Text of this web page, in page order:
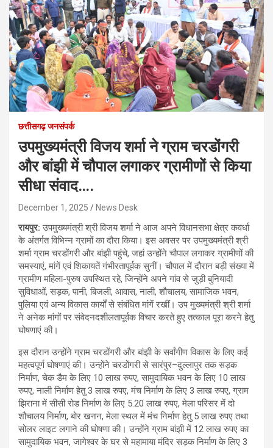
छत्तीसगढ़ जनसंपर्क
उपमुख्यमंत्री विजय शर्मा ने ग्राम चरडोंगरी
और बांझी में चौपाल लगाकर ग्रामीणों से किया
सीधा संवाद….
December 1, 2025 News Desk
रायपुर:उपमुख्यमंत्री श्री विजय शर्मा ने आज अपने विधानसभा क्षेत्र कवर्धा
के अंतर्गत विभिन्न ग्रामों का दौरा किया। इस अवसर पर उपमुख्यमंत्री श्री
शर्मा ग्राम चरडोंगरी और बांझी पहुंचे, जहां उन्होंने चौपाल लगाकर ग्रामीणों की
समस्याएं, मांगें एवं शिकायतें गंभीरतापूर्वक सुनीं। चौपाल में दौरान बड़ी संख्या में
ग्रामीण महिला-पुरुष उपस्थित रहे, जिन्होंने अपने गांव से जुड़ी बुनियादी
सुविधाओं, सड़क, पानी, बिजली, आवास, नाली, शौचालय, सामाजिक भवन,
पुलिया एवं अन्य विकास कार्यों से संबंधित मांगें रखीं। उप मुख्यमंत्री श्री शर्मा
ने अनेक मांगों पर संवेदनदशीलतापूर्वक विचार करते हुए तत्काल पूरा करने हेतु
घोषणाएं की।
इस दौरान उन्होंने ग्राम चरडोंगरी और बांझी के सर्वांगीण विकास के लिए कई
महत्वपूर्ण घोषणाएं की। उन्होंने चरडोंगरी से सारंपुर–दुल्लापुर तक सड़क
निर्माण, चेक डैम के लिए 10 लाख रुपए, सामुदायिक भवन के लिए 10 लाख
रुपए, नाली निर्माण हेतु 3 लाख रुपए, मंच निर्माण के लिए 3 लाख रुपए, ग्राम
झिराना में सीसी रोड निर्माण के लिए 5.20 लाख रुपए, मेला परिसर में दो
शौचालय निर्माण, बोर खनन, मेला स्थल में मंच निर्माण हेतु 5 लाख रुपए तथा
सोलर लाइट लगाने की घोषणा की। उन्होंने ग्राम बांझी में 12 लाख रुपए का
सामुदायिक भवन, जागेश्वर के घर से महामाया मंदिर सड़क निर्माण के लिए 3